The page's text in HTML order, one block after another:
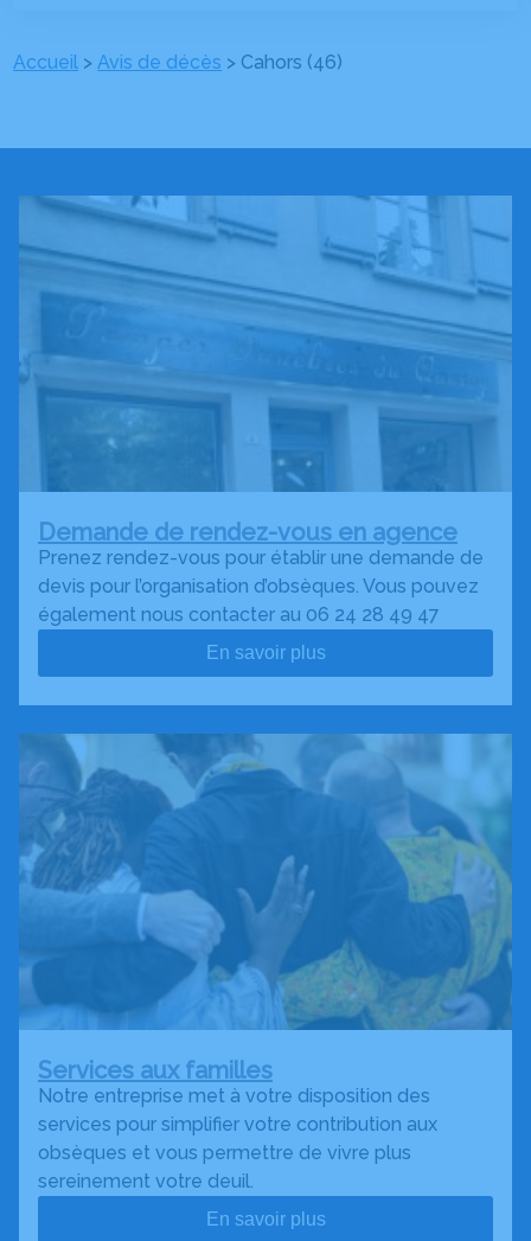
Accueil >Avis de décès > Cahors (46)
Demande de rendez-vous en agence
Prenez rendez-vous pour établir une demande de
devis pour l’organisation d’obsèques. Vous pouvez
également nous contacter au 06 24 28 49 47
En savoir plus
Services aux familles
Notre entreprise met à votre disposition des
services pour simplifier votre contribution aux
obsèques et vous permettre de vivre plus
sereinement votre deuil.
En savoir plus